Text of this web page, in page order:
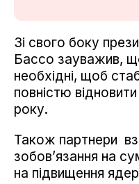
Зі свого боку
Бассо зауважив,
необхідні, щоб
повністю
року.
Також партнери
зобовʼязання на
на підвищення